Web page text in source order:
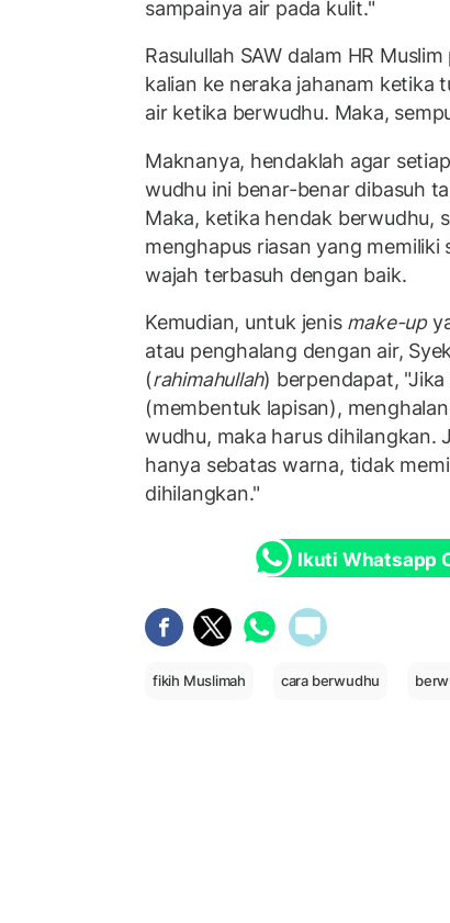
sampainya air pada kulit."
Rasulullah SAW dalam HR
kalian ke neraka jahanam ketika
air ketika berwudhu. Maka,
Maknanya, hendaklah agar
wudhu ini benar-benar dibasuh
Maka, ketika hendak berwudhu,
menghapus riasan yang
wajah terbasuh dengan baik.
Kemudian, untuk jenis make-up
atau penghalang dengan air,
(rahimahullah) berpendapat, "Jika
(membentuk lapisan),
wudhu, maka harus dihilangkan.
hanya sebatas warna, tidak
dihilangkan."
Ikuti Whatsapp
fikih Muslimah cara berwudhu